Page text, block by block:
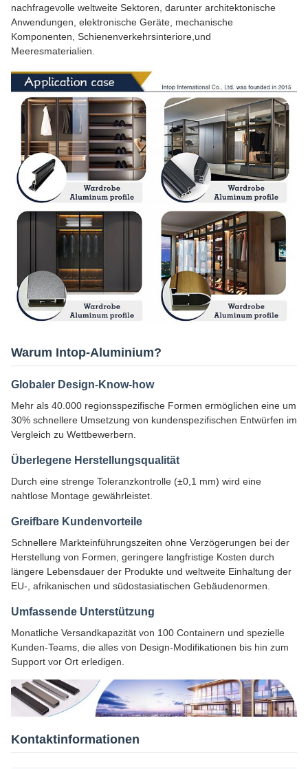
nachfragevolle weltweite Sektoren, darunter architektonische
Anwendungen, elektronische Geräte, mechanische
Komponenten, Schienenverkehrsinteriore,und
Meeresmaterialien.
Warum Intop-Aluminium?
Globaler Design-Know-how
Mehr als 40.000 regionsspezifische Formen ermöglichen eine um
30% schnellere Umsetzung von kundenspezifischen Entwürfen im
Vergleich zu Wettbewerbern.
Überlegene Herstellungsqualität
Durch eine strenge Toleranzkontrolle (±0,1 mm) wird eine
nahtlose Montage gewährleistet.
Greifbare Kundenvorteile
Schnellere Markteinführungszeiten ohne Verzögerungen bei der
Herstellung von Formen, geringere langfristige Kosten durch
längere Lebensdauer der Produkte und weltweite Einhaltung der
EU-, afrikanischen und südostasiatischen Gebäudenormen.
Umfassende Unterstützung
Monatliche Versandkapazität von 100 Containern und spezielle
Kunden-Teams, die alles von Design-Modifikationen bis hin zum
Support vor Ort erledigen.
Kontaktinformationen